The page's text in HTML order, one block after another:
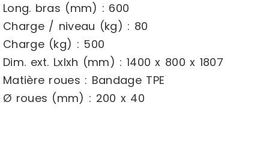
Long. bras (mm) : 600
Charge / niveau (kg) : 80
Charge (kg) : 500
Dim. ext. Lxlxh (mm) : 1400 x 800 x 1807
Matière roues : Bandage TPE
Ø roues (mm) : 200 x 40